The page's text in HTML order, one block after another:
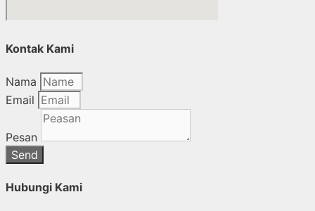
Kontak Kami
Nama
Email
Pesan
Send
Hubungi Kami